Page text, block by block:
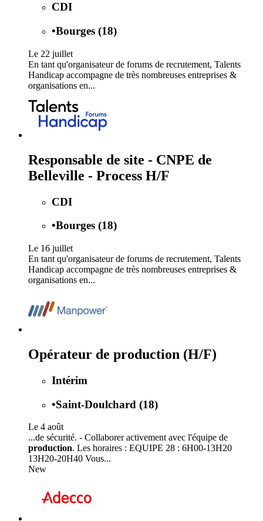
CDI
•Bourges (18)
Le 22 juillet
En tant qu'organisateur de forums de recrutement, Talents
Handicap accompagne de très nombreuses entreprises &
organisations en...
Responsable de site - CNPE de
Belleville - Process H/F
CDI
•Bourges (18)
Le 16 juillet
En tant qu'organisateur de forums de recrutement, Talents
Handicap accompagne de très nombreuses entreprises &
organisations en...
Opérateur de production (H/F)
Intérim
•Saint-Doulchard (18)
Le 4 août
...de sécurité. - Collaborer activement avec l'équipe de
production. Les horaires : EQUIPE 28 : 6H00-13H20
13H20-20H40 Vous...
New